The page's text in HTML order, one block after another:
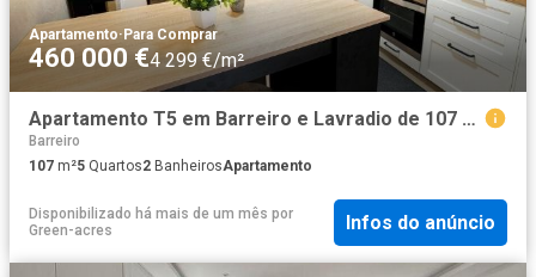
Apartamento·Para Comprar
460 000 €4 299 €/m²
Apartamento T5 em Barreiro e Lavradio de 107 m² 107m² Barreiro e Verderena
Barreiro
107 m²5 Quartos2 BanheirosApartamento
Disponibilizado há mais de um mês por
Green-acres
Infos do anúncio